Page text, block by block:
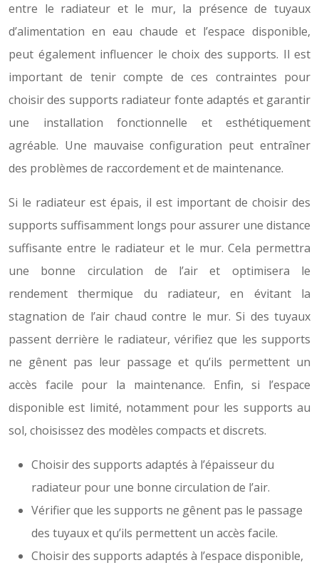
entre le radiateur et le mur, la présence de tuyaux
d’alimentation en eau chaude et l’espace disponible,
peut également influencer le choix des supports. Il est
important de tenir compte de ces contraintes pour
choisir des supports radiateur fonte adaptés et garantir
une installation fonctionnelle et esthétiquement
agréable. Une mauvaise configuration peut entraîner
des problèmes de raccordement et de maintenance.
Si le radiateur est épais, il est important de choisir des
supports suffisamment longs pour assurer une distance
suffisante entre le radiateur et le mur. Cela permettra
une bonne circulation de l’air et optimisera le
rendement thermique du radiateur, en évitant la
stagnation de l’air chaud contre le mur. Si des tuyaux
passent derrière le radiateur, vérifiez que les supports
ne gênent pas leur passage et qu’ils permettent un
accès facile pour la maintenance. Enfin, si l’espace
disponible est limité, notamment pour les supports au
sol, choisissez des modèles compacts et discrets.
Choisir des supports adaptés à l’épaisseur du
radiateur pour une bonne circulation de l’air.
Vérifier que les supports ne gênent pas le passage
des tuyaux et qu’ils permettent un accès facile.
Choisir des supports adaptés à l’espace disponible,